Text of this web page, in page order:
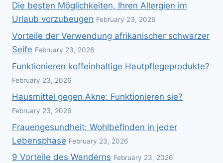
Die besten Möglichkeiten, Ihren Allergien im
Urlaub vorzubeugen February 23, 2026
Vorteile der Verwendung afrikanischer schwarzer
Seife February 23, 2026
Funktionieren koffeinhaltige Hautpflegeprodukte?
February 23, 2026
Hausmittel gegen Akne: Funktionieren sie?
February 23, 2026
Frauengesundheit: Wohlbefinden in jeder
Lebensphase February 23, 2026
9 Vorteile des Wanderns February 23, 2026